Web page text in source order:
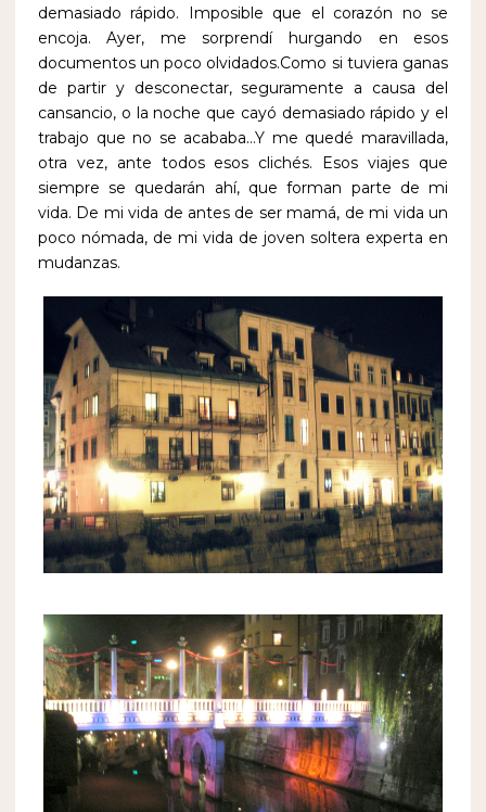
demasiado rápido. Imposible que el corazón no se
encoja. Ayer, me sorprendí hurgando en esos
documentos un poco olvidados.Como si tuviera ganas
de partir y desconectar, seguramente a causa del
cansancio, o la noche que cayó demasiado rápido y el
trabajo que no se acababa…Y me quedé maravillada,
otra vez, ante todos esos clichés. Esos viajes que
siempre se quedarán ahí, que forman parte de mi
vida. De mi vida de antes de ser mamá, de mi vida un
poco nómada, de mi vida de joven soltera experta en
mudanzas.